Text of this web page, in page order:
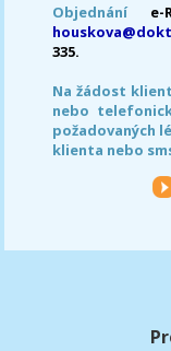
Objednání e-
335.
Na žádost
nebo
požadovaných
klienta nebo